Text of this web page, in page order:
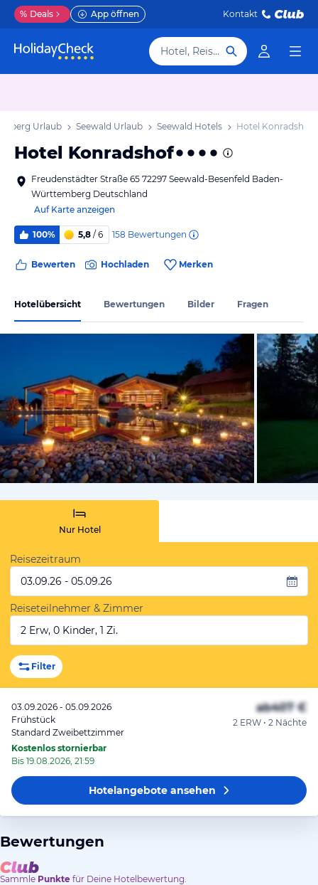
% Deals App öffnen Kontakt
Hotel, Reiseziel
Urlaub Seewald Urlaub Seewald Hotels Hotel Konradshof
Hotel Konradshof
Freudenstädter Straße 65 72297 Seewald-Besenfeld Baden-
Württemberg Deutschland
Auf Karte anzeigen
100% 5,8 / 6 158 Bewertungen
Bewerten Hochladen Merken
Hotelübersicht Bewertungen Bilder Fragen
Nur Hotel
Reisezeitraum
03.09.26 - 05.09.26
Reiseteilnehmer & Zimmer
2 Erw, 0 Kinder, 1 Zi.
Filter
03.09.2026 - 05.09.2026
Frühstück
Standard Zweibettzimmer
Kostenlos stornierbar
Bis 19.08.2026, 21:59
ab407 €
2 ERW • 2 Nächte
Hotelangeboteansehen
Bewertungen
Sammle Punkte für Deine Hotelbewertung.